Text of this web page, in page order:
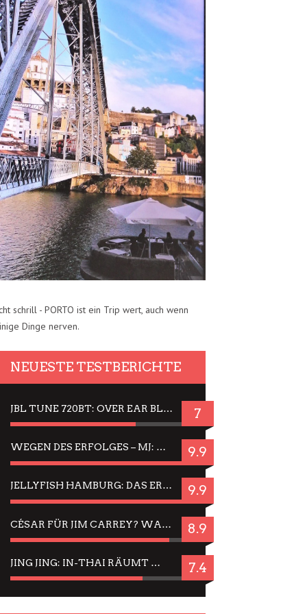
schrill - PORTO ist ein Trip wert, auch wenn
Dinge nerven.
NEUESTE TESTBERICHTE
JBL TUNE 720BT: OVER EAR BLUETOOTH KOPFHÖRER UM DIE 50,-€ IM DAUER-TEST 7
WEGEN DES ERFOLGES – MJ: MICHAEL JACKSON MUSICAL IN EINER MATINEE SEHEN 9.9
JELLYFISH HAMBURG: DAS ERFOLGREICHE SOMMER-MENÜ 2025 IN GEFÜHLEN UND BILDERN 9.9
CÉSAR FÜR JIM CARREY? WARUM DAS EINER DER NERVIGSTEN ACTORS IST UND BLEIBT 8.9
JING JING: IN-THAI RÄUMT WIEDER TITEL AB – EIN ZWEI-STUNDEN-ERLEBNISBERICHT 7.4